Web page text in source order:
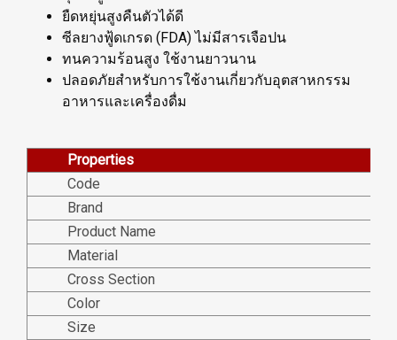
ยืดหยุ่นสูงคืนตัวได้ดี
ซีลยางฟู้ดเกรด (FDA) ไม่มีสารเจือปน
ทนความร้อนสูง ใช้งานยาวนาน
ปลอดภัยสำหรับการใช้งานเกี่ยวกับอุตสาหกรรม
อาหารและเครื่องดื่ม
Properties
Code
Brand
Product Name
Material
Cross Section
Color
Size